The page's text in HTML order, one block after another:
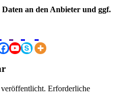
an den Anbieter und ggf.
Erforderliche